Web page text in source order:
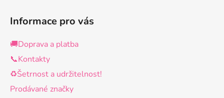
Informace pro vás
🚚Doprava a platba
📞Kontakty
♻️Šetrnost a udržitelnost!
Prodávané značky